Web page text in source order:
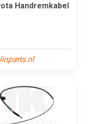
Handremkabel